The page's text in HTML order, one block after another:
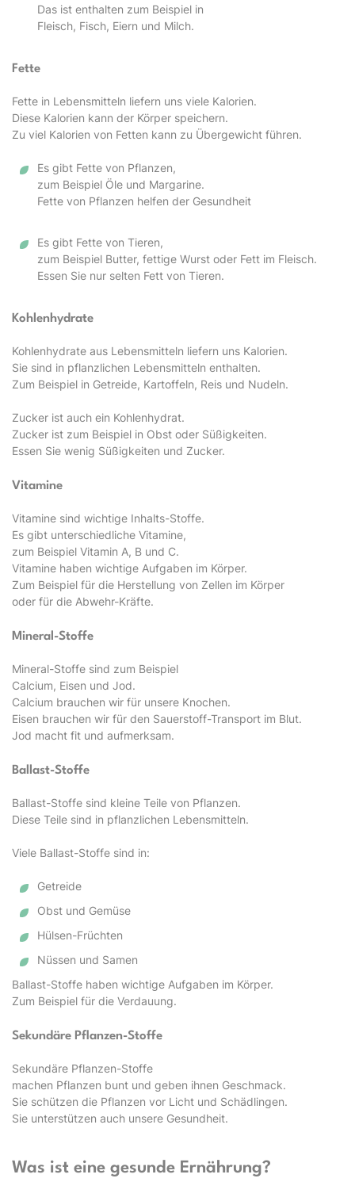
Das ist enthalten zum Beispiel in
Fleisch, Fisch, Eiern und Milch.
Fette
Fette in Lebensmitteln liefern uns viele Kalorien.
Diese Kalorien kann der Körper speichern.
Zu viel Kalorien von Fetten kann zu Übergewicht führen.
Es gibt Fette von Pflanzen,
zum Beispiel Öle und Margarine.
Fette von Pflanzen helfen der Gesundheit
Es gibt Fette von Tieren,
zum Beispiel Butter, fettige Wurst oder Fett im Fleisch.
Essen Sie nur selten Fett von Tieren.
Kohlenhydrate
Kohlenhydrate aus Lebensmitteln liefern uns Kalorien.
Sie sind in pflanzlichen Lebensmitteln enthalten.
Zum Beispiel in Getreide, Kartoffeln, Reis und Nudeln.
Zucker ist auch ein Kohlenhydrat.
Zucker ist zum Beispiel in Obst oder Süßigkeiten.
Essen Sie wenig Süßigkeiten und Zucker.
Vitamine
Vitamine sind wichtige Inhalts-Stoffe.
Es gibt unterschiedliche Vitamine,
zum Beispiel Vitamin A, B und C.
Vitamine haben wichtige Aufgaben im Körper.
Zum Beispiel für die Herstellung von Zellen im Körper
oder für die Abwehr-Kräfte.
Mineral-Stoffe
Mineral-Stoffe sind zum Beispiel
Calcium, Eisen und Jod.
Calcium brauchen wir für unsere Knochen.
Eisen brauchen wir für den Sauerstoff-Transport im Blut.
Jod macht fit und aufmerksam.
Ballast-Stoffe
Ballast-Stoffe sind kleine Teile von Pflanzen.
Diese Teile sind in pflanzlichen Lebensmitteln.
Viele Ballast-Stoffe sind in:
Getreide
Obst und Gemüse
Hülsen-Früchten
Nüssen und Samen
Ballast-Stoffe haben wichtige Aufgaben im Körper.
Zum Beispiel für die Verdauung.
Sekundäre Pflanzen-Stoffe
Sekundäre Pflanzen-Stoffe
machen Pflanzen bunt und geben ihnen Geschmack.
Sie schützen die Pflanzen vor Licht und Schädlingen.
Sie unterstützen auch unsere Gesundheit.
Was ist eine gesunde Ernährung?